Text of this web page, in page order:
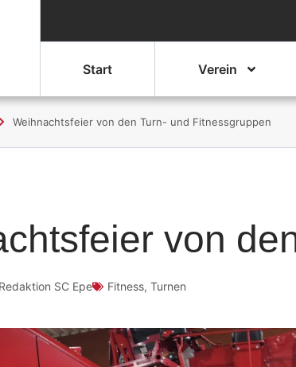
Start Verein
Weihnachtsfeier von den Turn- und Fitnessgruppen
von
Redaktion SC Epe Fitness, Turnen